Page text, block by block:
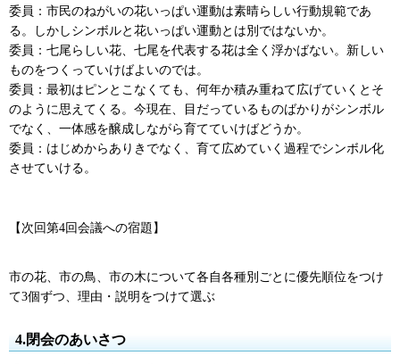
委員：市民のねがいの花いっぱい運動は素晴らしい行動規範であ
る。しかしシンボルと花いっぱい運動とは別ではないか。
委員：七尾らしい花、七尾を代表する花は全く浮かばない。新しい
ものをつくっていけばよいのでは。
委員：最初はピンとこなくても、何年か積み重ねて広げていくとそ
のように思えてくる。今現在、目だっているものばかりがシンボル
でなく、一体感を醸成しながら育てていけばどうか。
委員：はじめからありきでなく、育て広めていく過程でシンボル化
させていける。
【次回第4回会議への宿題】
市の花、市の鳥、市の木について各自各種別ごとに優先順位をつけ
て3個ずつ、理由・説明をつけて選ぶ
4.閉会のあいさつ